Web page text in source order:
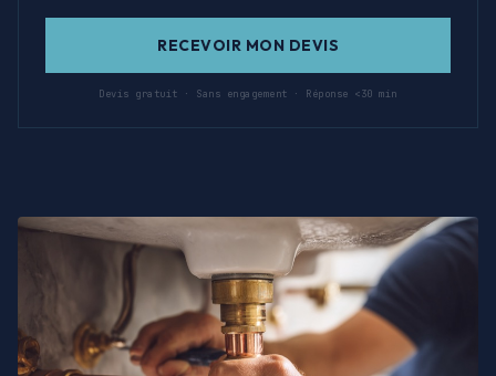
RECEVOIR MON DEVIS
Devis gratuit · Sans engagement · Réponse <30 min